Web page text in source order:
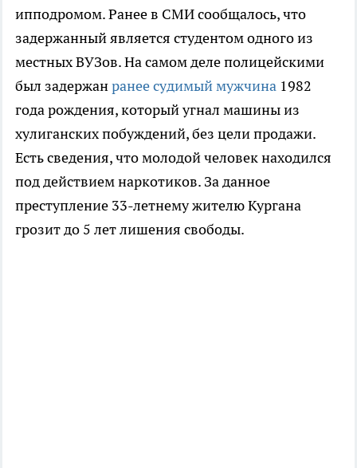
ипподромом. Ранее в СМИ сообщалось, что
задержанный является студентом одного из
местных ВУЗов. На самом деле полицейскими
был задержанранее судимый мужчина 1982
года рождения, который угнал машины из
хулиганских побуждений, без цели продажи.
Есть сведения, что молодой человек находился
под действием наркотиков. За данное
преступление 33-летнему жителю Кургана
грозит до 5 лет лишения свободы.